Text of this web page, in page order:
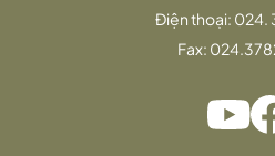
Điện thoại: 024.
Fax: